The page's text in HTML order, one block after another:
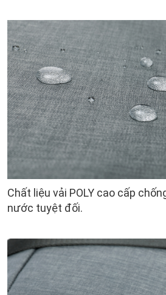
Chất liệu vải POLY cao cấp
nước tuyệt đối.